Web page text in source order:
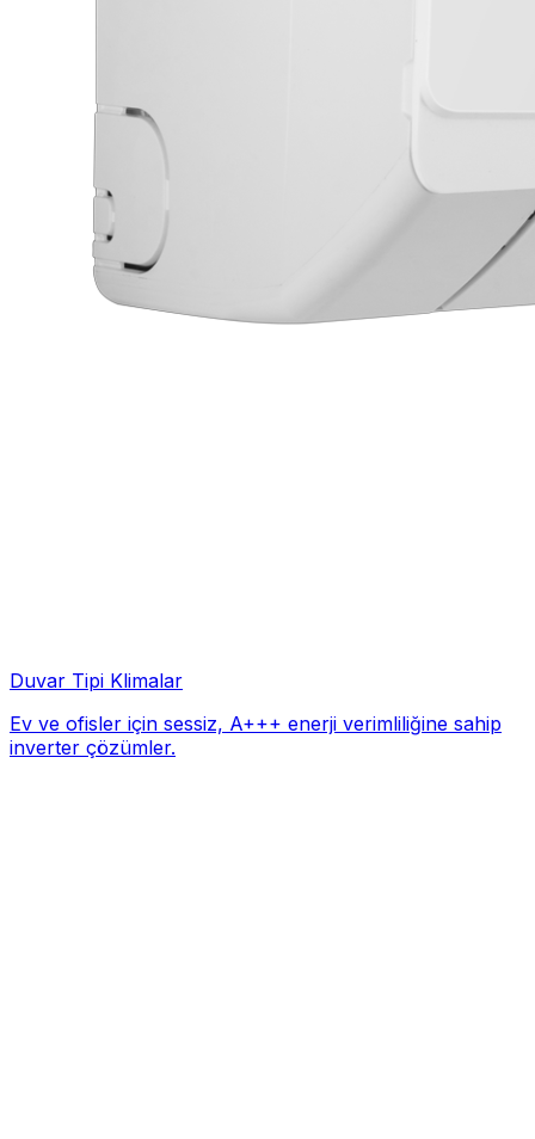
Duvar Tipi Klimalar
Ev ve ofisler için sessiz, A+++ enerji verimliliğine sahip
inverter çözümler.